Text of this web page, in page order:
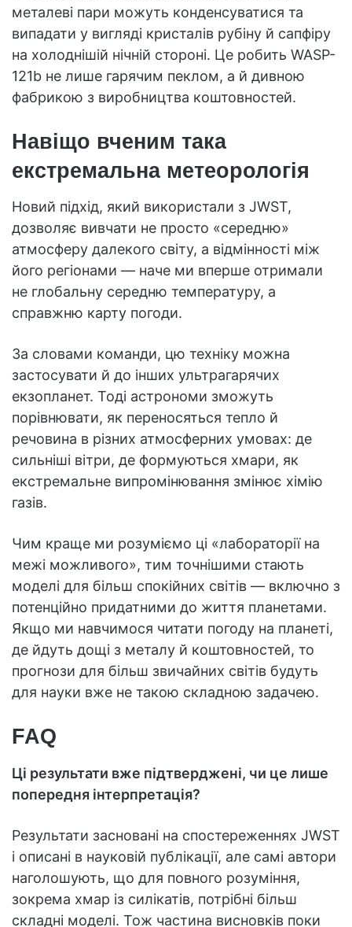
металеві пари можуть конденсуватися та
випадати у вигляді кристалів рубіну й сапфіру
на холоднішій нічній стороні. Це робить WASP-
121b не лише гарячим пеклом, а й дивною
фабрикою з виробництва коштовностей.
Навіщо вченим така
екстремальна метеорологія
Новий підхід, який використали з JWST,
дозволяє вивчати не просто «середню»
атмосферу далекого світу, а відмінності між
його регіонами — наче ми вперше отримали
не глобальну середню температуру, а
справжню карту погоди.
За словами команди, цю техніку можна
застосувати й до інших ультрагарячих
екзопланет. Тоді астрономи зможуть
порівнювати, як переносяться тепло й
речовина в різних атмосферних умовах: де
сильніші вітри, де формуються хмари, як
екстремальне випромінювання змінює хімію
газів.
Чим краще ми розуміємо ці «лабораторії на
межі можливого», тим точнішими стають
моделі для більш спокійних світів — включно з
потенційно придатними до життя планетами.
Якщо ми навчимося читати погоду на планеті,
де йдуть дощі з металу й коштовностей, то
прогнози для більш звичайних світів будуть
для науки вже не такою складною задачею.
FAQ
Ці результати вже підтверджені, чи це лише
попередня інтерпретація?
Результати засновані на спостереженнях JWST
і описані в науковій публікації, але самі автори
наголошують, що для повного розуміння,
зокрема хмар із силікатів, потрібні більш
складні моделі. Тож частина висновків поки